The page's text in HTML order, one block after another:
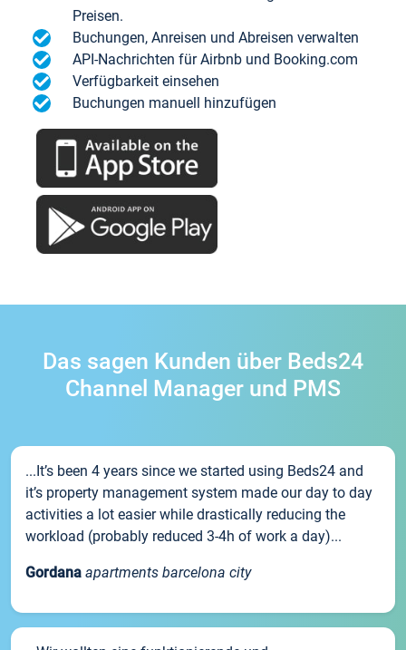
Preisen.
Buchungen, Anreisen und Abreisen verwalten
API-Nachrichten für Airbnb und Booking.com
Verfügbarkeit einsehen
Buchungen manuell hinzufügen
Das sagen Kunden über Beds24
Channel Manager und PMS
...It’s been 4 years since we started using Beds24 and
it’s property management system made our day to day
activities a lot easier while drastically reducing the
workload (probably reduced 3-4h of work a day)...
Gordana apartments barcelona city